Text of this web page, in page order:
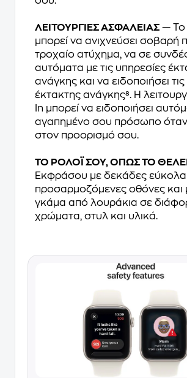
ΛΕΙΤΟΥΡΓΙΕΣ ΑΣΦΑΛΕΙΑΣ — Το
μπορεί να ανιχνεύσει σοβαρή
τροχαίο ατύχημα, να σε
αυτόματα με τις υπηρεσίες
ανάγκης και να ειδοποιήσει
έκτακτης ανάγκης⁸. Η
In μπορεί να ειδοποιήσει
αγαπημένο σου πρόσωπο όταν
στον προορισμό σου.
ΤΟ ΡΟΛΟΪ ΣΟΥ, ΟΠΩΣ ΤΟ
Εκφράσου με δεκάδες εύκολα
προσαρμοζόμενες οθόνες και
γκάμα από λουράκια σε
χρώματα, στυλ και υλικά.